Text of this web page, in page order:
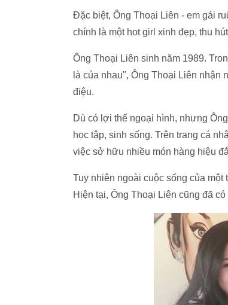
Đặc biệt, Ông Thoại Liên - em gái
chính là một hot girl xinh đẹp, thu
Ông Thoại Liên sinh năm 1989.
là của nhau", Ông Thoại Liên
điệu.
Dù có lợi thế ngoại hình, nhưng
học tập, sinh sống. Trên trang cá
việc sở hữu nhiều món hàng hiệu
Tuy nhiên ngoài cuộc sống của
Hiện tại, Ông Thoại Liên cũng đã